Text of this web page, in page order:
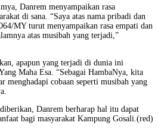
Danrem menyampaikan rasa
di sana. “Saya atas nama pribadi dan
MY turut menyampaikan rasa empati dan
atas musibah yang terjadi,”
apapun yang terjadi di dunia ini
Maha Esa. “Sebagai HambaNya, kita
menghadapi cobaan seperti musibah yang
Danrem berharap hal itu dapat
bagi masyarakat Kampung Gosali.(red)